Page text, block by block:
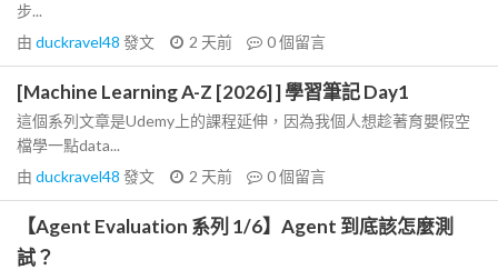
步...
由 duckravel48 發文 2 天前 0個留言
[Machine Learning A-Z [2026] ] 學習筆記 Day1
這個系列文章是Udemy上的課程延伸，因為我個人想趁著育嬰假空
檔學一點data...
由 duckravel48 發文 2 天前 0個留言
【Agent Evaluation 系列 1/6】Agent 到底該怎麼測
試？